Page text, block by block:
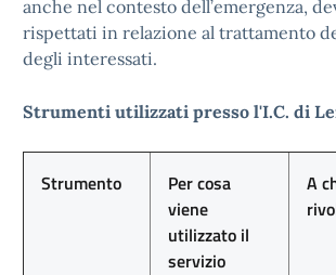
anche nel contesto dell’emergenza,
rispettati in relazione al trattamento
degli interessati.
Strumenti utilizzati presso l'I.C. di
Strumento
Per cosa
viene
utilizzato il
servizio
A